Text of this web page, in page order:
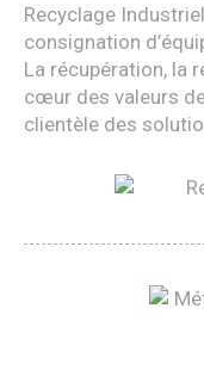
Recyclage
consignation
La récupération, la
cœur des valeurs
clientèle des